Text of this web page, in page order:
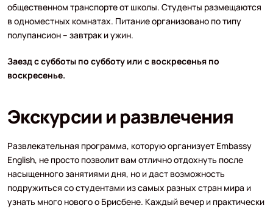
общественном транспорте от школы. Студенты размещаются
в одноместных комнатах. Питание организовано по типу
полупансион – завтрак и ужин.
Заезд с субботы по субботу или с воскресенья по
воскресенье.
Экскурсии и развлечения
Развлекательная программа, которую организует Embassy
English, не просто позволит вам отлично отдохнуть после
насыщенного занятиями дня, но и даст возможность
подружиться со студентами из самых разных стран мира и
узнать много нового о Брисбене. Каждый вечер и практически